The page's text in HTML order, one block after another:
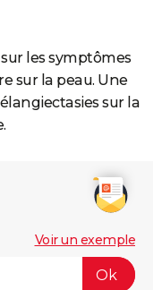
les symptômes
sur la peau. Une
sur la
Voir un exemple